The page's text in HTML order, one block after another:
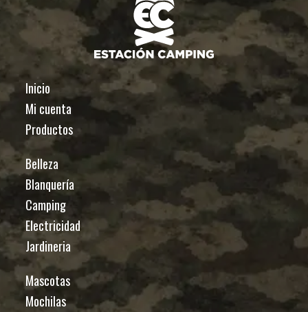
Inicio
Mi cuenta
Productos
Belleza
Blanquería
Camping
Electricidad
Jardineria
Mascotas
Mochilas